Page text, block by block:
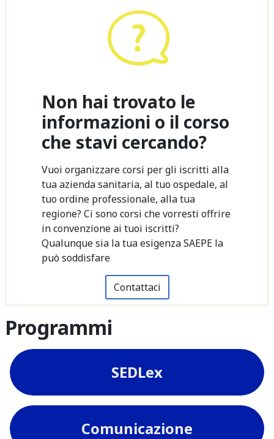
Non hai trovato le
informazioni o il corso
che stavi cercando?
Vuoi organizzare corsi per gli iscritti alla
tua azienda sanitaria, al tuo ospedale, al
tuo ordine professionale, alla tua
regione? Ci sono corsi che vorresti offrire
in convenzione ai tuoi iscritti?
Qualunque sia la tua esigenza SAEPE la
può soddisfare
Contattaci
Programmi
SEDLex
Comunicazione